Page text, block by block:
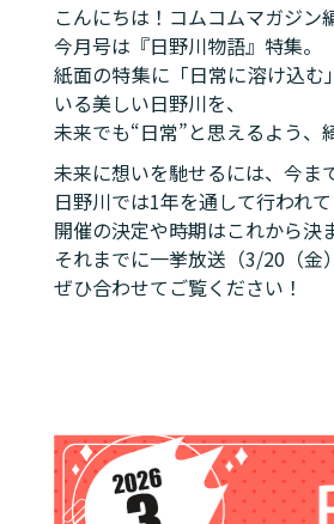
こんにちは！コムコムマガジン
今月号は『日野川物語』特集。
紙面の特集に「日常に溶け込
いる美しい日野川を、
未来でも“日常”と思えるよう、
未来に想いを馳せるには、今ま
日野川では1年を通して行われ
開催の決定や時期はこれから決
それまでに一挙放送（3/20（金
ぜひ合わせてご覧ください！